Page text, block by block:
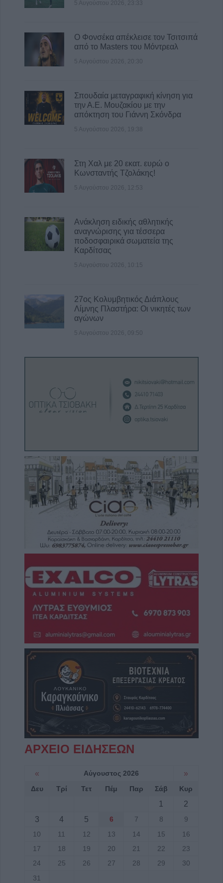
Γιαννούλης στον ΠΑΟΚ
6 Αυγούστου 2026, 13:45
5 Αυγούστου 2026, 23:33
Ο Φονσέκα απέκλεισε τον Τσιτσιπά
από το Masters του Μόντρεαλ
5 Αυγούστου 2026, 20:30
Σπουδαία μεταγραφική κίνηση για
την Α.Ε. Μουζακίου με την
απόκτηση του Γιάννη Σκόνδρα
5 Αυγούστου 2026, 19:38
Στη Χαλ με 20 εκατ. ευρώ ο
Κωνσταντής Τζολάκης!
5 Αυγούστου 2026, 12:53
Ανάκληση ειδικής αθλητικής
αναγνώρισης για τέσσερα
ποδοσφαιρικά σωματεία της
Καρδίτσας
5 Αυγούστου 2026, 10:15
27ος Κολυμβητικός Διάπλους
Λίμνης Πλαστήρα: Οι νικητές των
αγώνων
5 Αυγούστου 2026, 09:50
ΑΡΧΕΙΟ ΕΙΔΗΣΕΩΝ
« Αύγουστος 2026 »
Δευ Τρί Τετ Πέμ Παρ Σάβ Κυρ
1
2
3
4 5 6 7 8
9
10
11 12 13 14 15
16
17
18 19 20 21 22
23
24
25 26 27 28 29
30
31